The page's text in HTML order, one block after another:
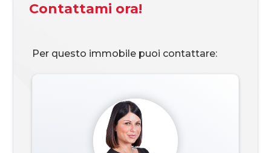
Contattami ora!
Per questo immobile puoi contattare: